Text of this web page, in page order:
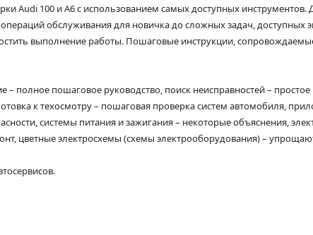
Audi 100 и A6 с использованием самых доступных инструментов.
обслуживания для новичка до сложных задач, доступных
выполнение работы. Пошаговые инструкции,
полное пошаговое руководство, поиск неисправностей –
к техосмотру – пошаговая проверка систем автомобиля,
системы питания и зажигания – некоторые объяснения,
цветные электросхемы (схемы электрооборудования) –